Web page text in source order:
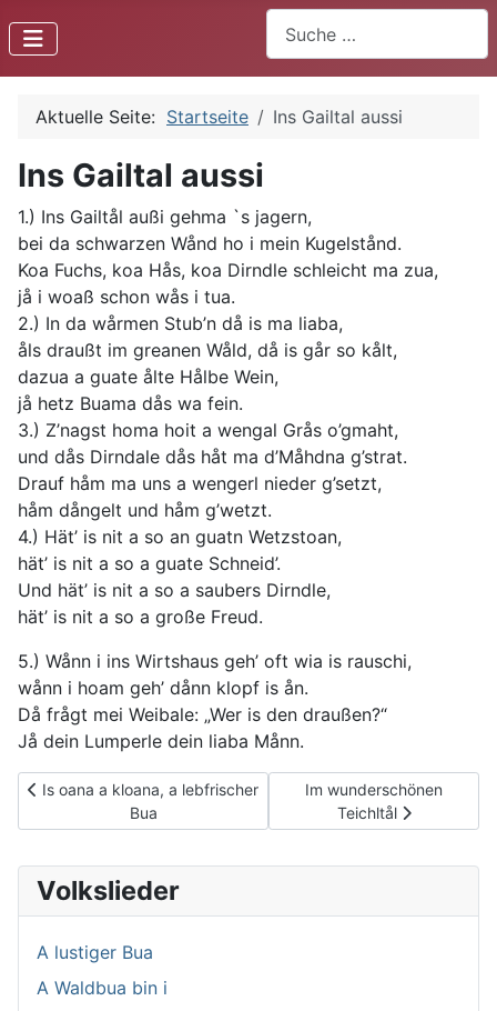
Aktuelle Seite: Startseite Ins Gailtal aussi
Ins Gailtal aussi
1.) Ins Gailtål außi gehma `s jagern,
bei da schwarzen Wånd ho i mein Kugelstånd.
Koa Fuchs, koa Hås, koa Dirndle schleicht ma zua,
jå i woaß schon wås i tua.
2.) In da wårmen Stub’n då is ma liaba,
åls draußt im greanen Wåld, då is går so kålt,
dazua a guate ålte Hålbe Wein,
jå hetz Buama dås wa fein.
3.) Z’nagst homa hoit a wengal Grås o’gmaht,
und dås Dirndale dås håt ma d’Måhdna g’strat.
Drauf håm ma uns a wengerl nieder g’setzt,
håm dångelt und håm g’wetzt.
4.) Hät’ is nit a so an guatn Wetzstoan,
hät’ is nit a so a guate Schneid’.
Und hät’ is nit a so a saubers Dirndle,
hät’ is nit a so a große Freud.
5.) Wånn i ins Wirtshaus geh’ oft wia is rauschi,
wånn i hoam geh’ dånn klopf is ån.
Då frågt mei Weibale: „Wer is den draußen?“
Jå dein Lumperle dein liaba Månn.
Vorheriger Beitrag: Is oana a kloana, a lebfrischer Bua
Is oana a kloana, a lebfrischer
Bua
Nächster Beitrag: Im
Im wunderschönen
Teichltål
Volkslieder
A lustiger Bua
A Waldbua bin i